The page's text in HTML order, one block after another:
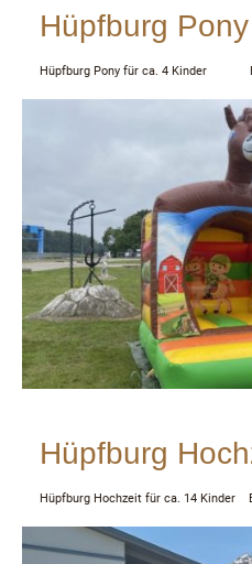
Hüpfburg Pony
Hüpfburg Pony für ca. 4 Kinder
Hüpfburg
Hüpfburg Hochzeit für ca. 14 Kinder